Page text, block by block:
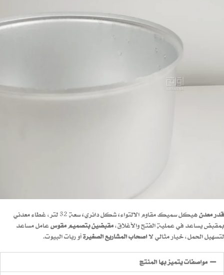
قدر معدنهيكل سميك مقاوم الالتواء،شكل دائري،
سعة 32 لتر، غطاء معدني
بمقبض يساعد في عملية الفتح والأغلاق،مقبضين بتصميم مقوسعامل مساعد
لتسهيل الحمل، خيار مثالي لااصحاب المشاريع الصغيرةأو ربات البيوت.
مواصفات يتميز بها المنتج